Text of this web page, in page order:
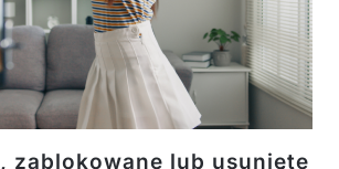
zablokowane lub usunięte